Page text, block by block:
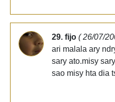
29. fijo ( 26/07/
ari malala ary
sary ato.misy
sao misy hta dia